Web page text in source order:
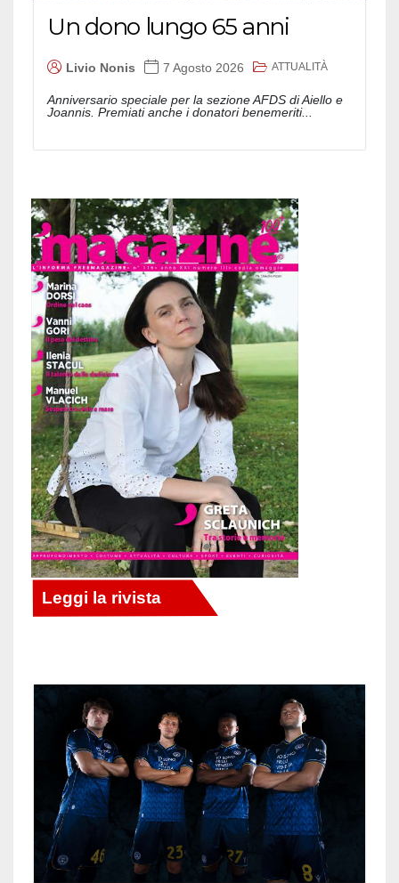
Un dono lungo 65 anni
Livio Nonis 7 Agosto 2026 ATTUALITÀ
Anniversario speciale per la sezione AFDS di Aiello e
Joannis. Premiati anche i donatori benemeriti...